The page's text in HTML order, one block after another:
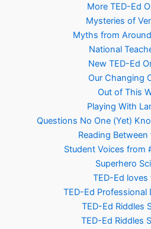
More TED-Ed
Mysteries of
Myths from
National
New TED-Ed
Our Changing
Out of This
Playing With
Questions No One (Yet)
Reading Between
Student Voices from
Superhero
TED-Ed loves
TED-Ed Professional
TED-Ed Riddles
TED-Ed Riddles